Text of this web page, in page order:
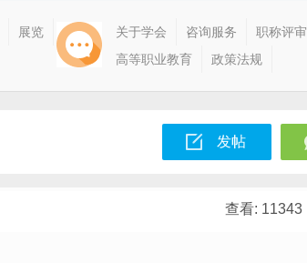
展览
关于学会 咨询服务 职称评审
高等职业教育
政策法规
发帖
查看: 11343